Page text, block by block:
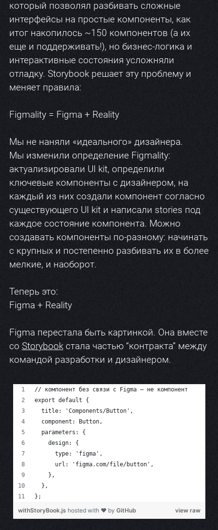
который позволял разбивать сложные
интерфейсы на простые компоненты, как
итог накопилось ~150 компонентов (а их
еще и поддерживать!), но бизнес-логика и
интерактивные состояния усложняли
отладку. Storybook решает эту проблему и
меняет правила:
Figmality = Figma + Reality
Мы не наняли «идеального» дизайнера.
Мы изменили определение Figmality:
актуализировали UI kit, определили
ключевые компоненты с дизайнером, на
каждый из них создали компонент согласно
существующего UI kit и написали stories под
каждое состояние компонента. Можно
создавать компоненты по-разному: начинать
с крупных и постепенно разбивать их в более
мелкие, и наоборот.
Теперь это:
Figma + Reality
Figma перестала быть картинкой. Она вместе
со Storybookстала частью “контракта” между
командой разработки и дизайнером.